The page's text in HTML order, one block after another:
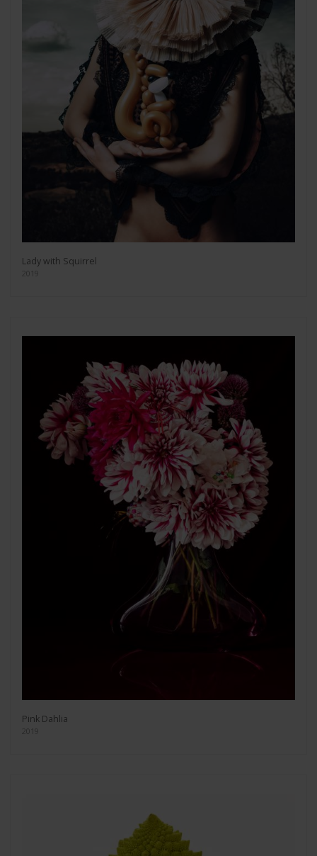
Lady with Squirrel
2019
Pink Dahlia
2019